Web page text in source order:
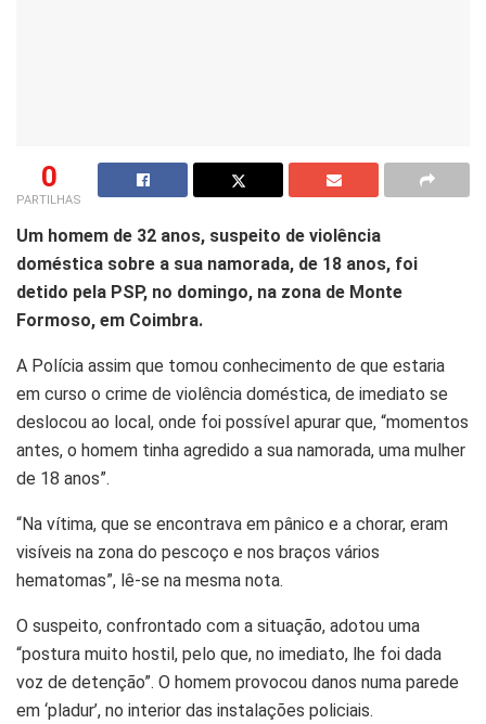
0
PARTILHAS
Um homem de 32 anos, suspeito de violência
doméstica sobre a sua namorada, de 18 anos, foi
detido pela PSP, no domingo, na zona de Monte
Formoso, em Coimbra.
A Polícia assim que tomou conhecimento de que estaria
em curso o crime de violência doméstica, de imediato se
deslocou ao local, onde foi possível apurar que, “momentos
antes, o homem tinha agredido a sua namorada, uma mulher
de 18 anos”.
“Na vítima, que se encontrava em pânico e a chorar, eram
visíveis na zona do pescoço e nos braços vários
hematomas”, lê-se na mesma nota.
O suspeito, confrontado com a situação, adotou uma
“postura muito hostil, pelo que, no imediato, lhe foi dada
voz de detenção”. O homem provocou danos numa parede
em ‘pladur’, no interior das instalações policiais.